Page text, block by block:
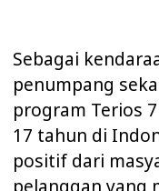
Sebagai
penumpang
program Terios
17 tahun di
positif dari